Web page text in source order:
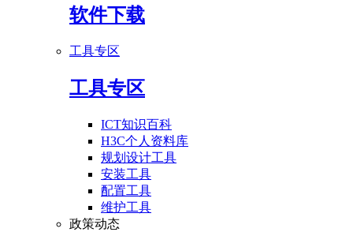
软件下载
工具专区
工具专区
ICT知识百科
H3C个人资料库
规划设计工具
安装工具
配置工具
维护工具
政策动态